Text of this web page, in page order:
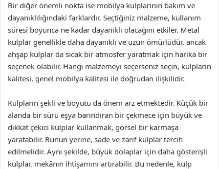
Bir diğer önemli nokta ise mobilya kulplarının bakım ve
dayanıklılığındaki farklardır. Seçtiğiniz malzeme, kullanım
süresi boyunca ne kadar dayanıklı olacağını etkiler. Metal
kulplar genellikle daha dayanıklı ve uzun ömürlüdür, ancak
ahşap kulplar da sıcak bir atmosfer yaratmak için harika bir
seçenek olabilir. Hangi malzemeyi seçerseniz seçin, kulpların
kalitesi, genel mobilya kalitesi ile doğrudan ilişkilidir.
Kulpların şekli ve boyutu da önem arz etmektedir. Küçük bir
alanda bir sürü eşya barındıran bir çekmece için büyük ve
dikkat çekici kulplar kullanmak, görsel bir karmaşa
yaratabilir. Bunun yerine, sade ve zarif kulplar tercih
edilmelidir. Aynı şekilde, büyük dolaplar için daha gösterişli
kulplar, mekânın ihtişamını artırabilir. Bu nedenle, kulp